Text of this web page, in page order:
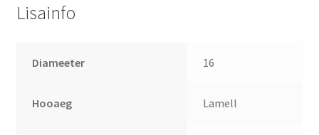
Lisainfo
Diameeter 16
Hooaeg Lamell